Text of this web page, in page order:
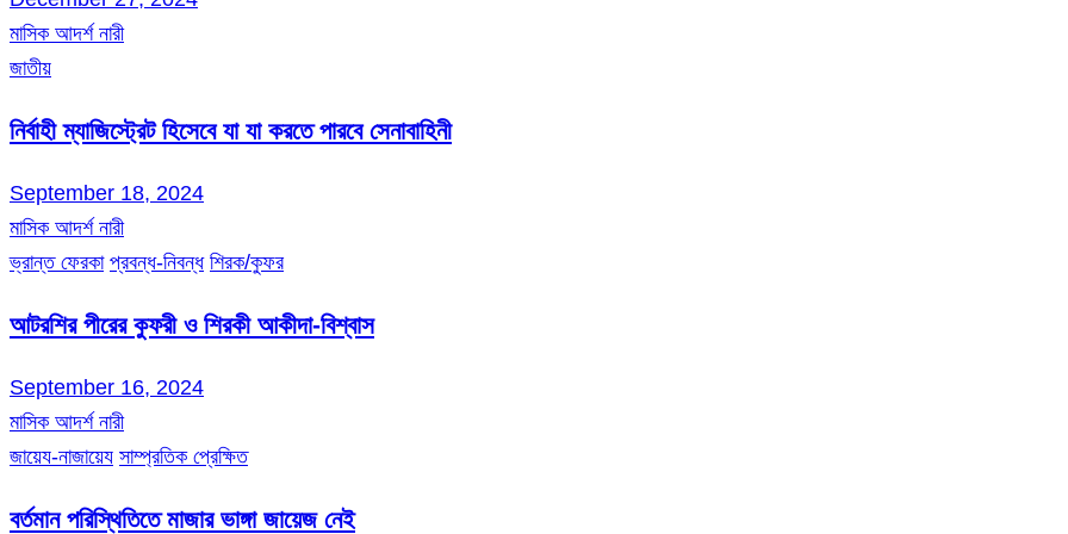
মাসিক আদর্শ নারী
জাতীয়
নির্বাহী ম্যাজিস্ট্রেট হিসেবে যা যা করতে পারবে সেনাবাহিনী
September 18, 2024
মাসিক আদর্শ নারী
ভ্রান্ত ফেরকা প্রবন্ধ-নিবন্ধ শিরক/কুফর
আটরশির পীরের কুফরী ও শিরকী আকীদা-বিশ্বাস
September 16, 2024
মাসিক আদর্শ নারী
জায়েয-নাজায়েয সাম্প্রতিক প্রেক্ষিত
বর্তমান পরিস্থিতিতে মাজার ভাঙ্গা জায়েজ নেই